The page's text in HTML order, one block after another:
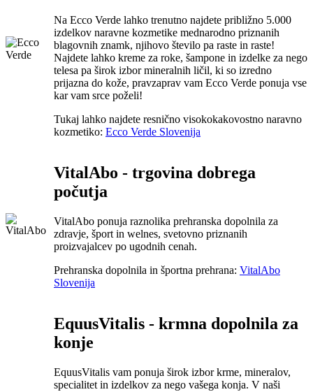
Na Ecco Verde lahko trenutno najdete približno 5.000
izdelkov naravne kozmetike mednarodno priznanih
blagovnih znamk, njihovo število pa raste in raste!
Najdete lahko kreme za roke, šampone in izdelke za nego
telesa pa širok izbor mineralnih ličil, ki so izredno
prijazna do kože, pravzaprav vam Ecco Verde ponuja vse
kar vam srce poželi!
Tukaj lahko najdete resnično visokokakovostno naravno
kozmetiko: Ecco Verde Slovenija
VitalAbo - trgovina dobrega
počutja
VitalAbo ponuja raznolika prehranska dopolnila za
zdravje, šport in welnes, svetovno priznanih
proizvajalcev po ugodnih cenah.
Prehranska dopolnila in športna prehrana: VitalAbo
Slovenija
EquusVitalis - krmna dopolnila za
konje
EquusVitalis vam ponuja širok izbor krme, mineralov,
specialitet in izdelkov za nego vašega konja. V naši